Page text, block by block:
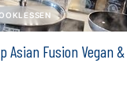
Asian Fusion Vegan